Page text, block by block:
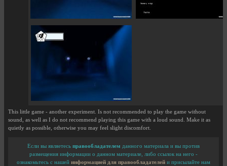
This little game - another experiment. Is not recommended to play the game without
sound, as well as I do not recommend playing this game with a loud sound. Make it as
quietly as possible, otherwise you may feel slight discomfort.
Если вы являетесь правообладателем данного материала и вы против
размещения информации о данном материале, либо ссылок на него -
ознакомьтесь с нашей информацией для правообладателей и присылайте нам